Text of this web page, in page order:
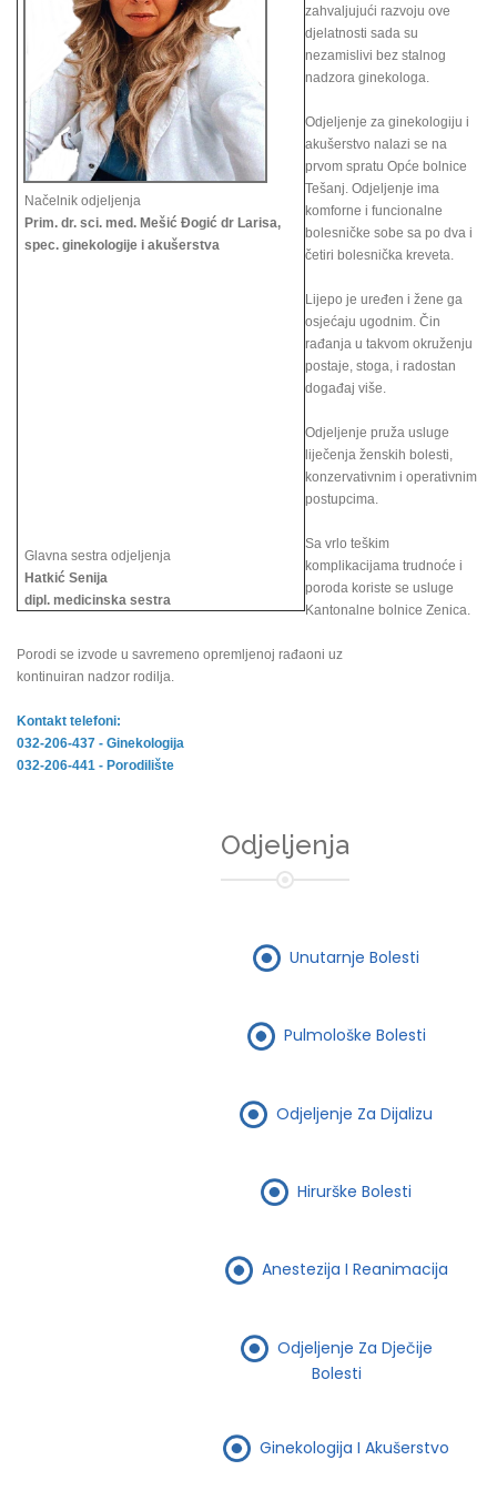
Načelnik odjeljenja
Prim. dr. sci. med. Mešić Đogić dr Larisa,
spec. ginekologije i akušerstva
Glavna sestra odjeljenja
Hatkić Senija
dipl. medicinska sestra
zahvaljujući razvoju ove
djelatnosti sada su
nezamislivi bez stalnog
nadzora ginekologa.
Odjeljenje za ginekologiju i
akušerstvo nalazi se na
prvom spratu Opće bolnice
Tešanj. Odjeljenje ima
komforne i funcionalne
bolesničke sobe sa po dva i
četiri bolesnička kreveta.
Lijepo je uređen i žene ga
osjećaju ugodnim. Čin
rađanja u takvom okruženju
postaje, stoga, i radostan
događaj više.
Odjeljenje pruža usluge
liječenja ženskih bolesti,
konzervativnim i operativnim
postupcima.
Sa vrlo teškim
komplikacijama trudnoće i
poroda koriste se usluge
Kantonalne bolnice Zenica.
Porodi se izvode u savremeno opremljenoj rađaoni uz
kontinuiran nadzor rodilja.
Kontakt telefoni:
032-206-437 - Ginekologija
032-206-441 - Porodilište
Odjeljenja
Unutarnje Bolesti
Pulmološke Bolesti
Odjeljenje Za Dijalizu
Hirurške Bolesti
Anestezija I Reanimacija
Odjeljenje Za Dječije
Bolesti
Ginekologija I Akušerstvo